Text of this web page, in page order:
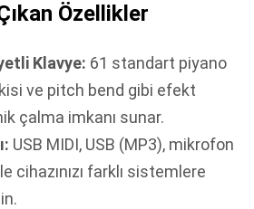
Özellikler
Klavye: 61 standart piyano
ve pitch bend gibi efekt
çalma imkanı sunar.
USB MIDI, USB (MP3), mikrofon
cihazınızı farklı sistemlere